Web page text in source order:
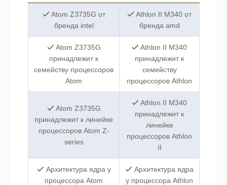
Atom Z3735G от
бренда intel
Athlon II M340 от
бренда amd
Atom Z3735G
принадлежит к
семейству процессоров
Atom
Athlon II M340
принадлежит к
семейству
процессоров Athlon
Atom Z3735G
принадлежит к линейке
процессоров Atom Z-
series
Athlon II M340
принадлежит к
линейке
процессоров Athlon
II
Архитектура ядра у
процессора Atom
Архитектура ядра
у процессора Athlon